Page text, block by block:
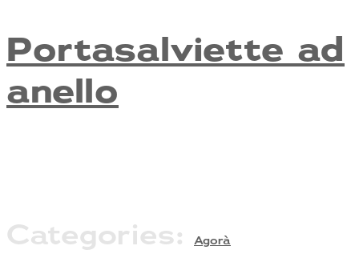
Portasalviette ad
anello
Categories: Agorà